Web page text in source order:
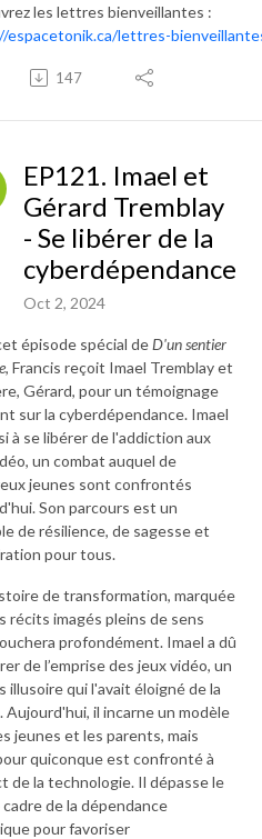
les lettres bienveillantes :
espacetonik.ca/lettres-
147
EP121. Imael et
Gérard Tremblay
- Se libérer de la
cyberdépendance
Oct 2, 2024
épisode spécial deD'un sentier
, Francis reçoit Imael Tremblay et
Gérard, pour un témoignage
sur la cyberdépendance. Imael
à se libérer de l'addiction aux
un combat auquel de
jeunes sont confrontés
Son parcours est un
de résilience, de sagesse et
pour tous.
de transformation, marquée
récits imagés pleins de sens
profondément. Imael a dû
de l’emprise des jeux vidéo, un
illusoire qui l'avait éloigné de la
Aujourd'hui, il incarne un modèle
jeunes et les parents, mais
quiconque est confronté à
de la technologie. Il dépasse le
cadre de la dépendance
pour favoriser